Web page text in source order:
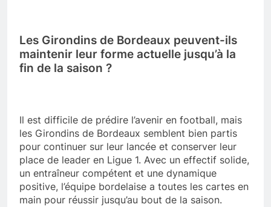
Les Girondins de Bordeaux peuvent-ils
maintenir leur forme actuelle jusqu’à la
fin de la saison ?
Il est difficile de prédire l’avenir en football, mais
les Girondins de Bordeaux semblent bien partis
pour continuer sur leur lancée et conserver leur
place de leader en Ligue 1. Avec un effectif solide,
un entraîneur compétent et une dynamique
positive, l’équipe bordelaise a toutes les cartes en
main pour réussir jusqu’au bout de la saison.